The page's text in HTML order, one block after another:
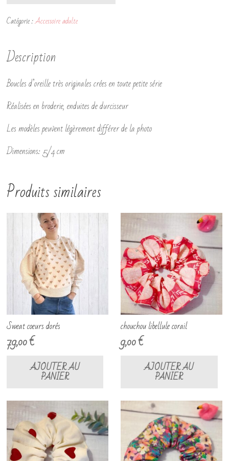
de
boucles
corail
fushia
Catégorie :Accessoire adulte
Description
Boucles d’oreille très originales crées en toute petite série
Réalisées en broderie, enduites de durcisseur
Les modèles peuvent légèrement différer de la photo
Dimensions: 5/4 cm
Produits similaires
Sweat coeurs dorés
79,00€
AJOUTER AU
PANIER
chouchou libellule corail
9,00€
AJOUTER AU
PANIER